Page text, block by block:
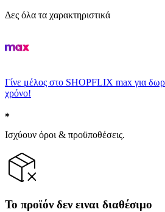
Δες όλα τα χαρακτηριστικά
Γίνε μέλος στο SHOPFLIX max για
χρόνο!
Ισχύουν όροι & προϋποθέσεις.
Το προϊόν δεν ειναι διαθέσιμο